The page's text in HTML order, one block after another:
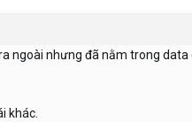
ngoài nhưng đã nằm trong data
khác.